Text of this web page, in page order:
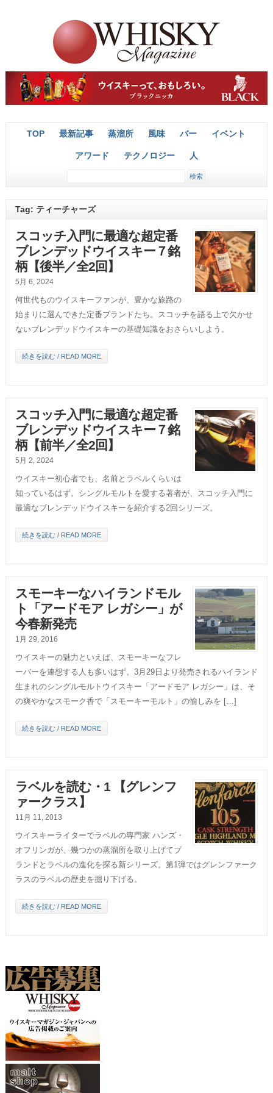
TOP 最新記事 蒸溜所 風味 バー イベント
アワード テクノロジー 人
Tag: ティーチャーズ
スコッチ入門に最適な超定番
ブレンデッドウイスキー７銘
柄【後半／全2回】
5月 6, 2024
何世代ものウイスキーファンが、豊かな旅路の
始まりに選んできた定番ブランドたち。スコッチを語る上で欠かせ
ないブレンデッドウイスキーの基礎知識をおさらいしよう。
続きを読む / READ MORE
スコッチ入門に最適な超定番
ブレンデッドウイスキー７銘
柄【前半／全2回】
5月 2, 2024
ウイスキー初心者でも、名前とラベルくらいは
知っているはず。シングルモルトを愛する著者が、スコッチ入門に
最適なブレンデッドウイスキーを紹介する2回シリーズ。
続きを読む / READ MORE
スモーキーなハイランドモル
ト「アードモア レガシー」が
今春新発売
1月 29, 2016
ウイスキーの魅力といえば、スモーキーなフレ
ーバーを連想する人も多いはず。3月29日より発売されるハイランド
生まれのシングルモルトウイスキー「アードモア レガシー」は、そ
の爽やかなスモーク香で「スモーキーモルト」の愉しみを […]
続きを読む / READ MORE
ラベルを読む・1 【グレンフ
ァークラス】
11月 11, 2013
ウイスキーライターでラベルの専門家 ハンズ・
オフリンガが、幾つかの蒸溜所を取り上げてブ
ランドとラベルの進化を探る新シリーズ。第1弾ではグレンファーク
ラスのラベルの歴史を掘り下げる。
続きを読む / READ MORE